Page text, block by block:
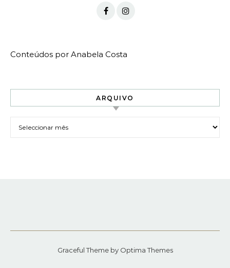
Conteúdos por Anabela Costa
ARQUIVO
Graceful Theme by Optima Themes